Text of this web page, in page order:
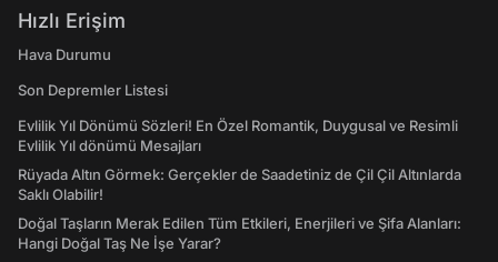
Hızlı Erişim
Hava Durumu
Son Depremler Listesi
Evlilik Yıl Dönümü Sözleri! En Özel Romantik, Duygusal ve Resimli
Evlilik Yıl dönümü Mesajları
Rüyada Altın Görmek: Gerçekler de Saadetiniz de Çil Çil Altınlarda
Saklı Olabilir!
Doğal Taşların Merak Edilen Tüm Etkileri, Enerjileri ve Şifa Alanları:
Hangi Doğal Taş Ne İşe Yarar?